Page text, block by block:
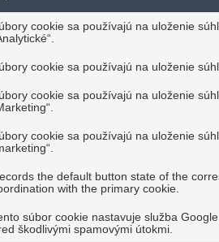
cookie sa používajú na uloženie
cookie sa používajú na uloženie
cookie sa používajú na uloženie
cookie sa používajú na uloženie
the default button state of the
with the primary cookie.
súbor cookie nastavuje služba
škodlivými spamovými útokmi.